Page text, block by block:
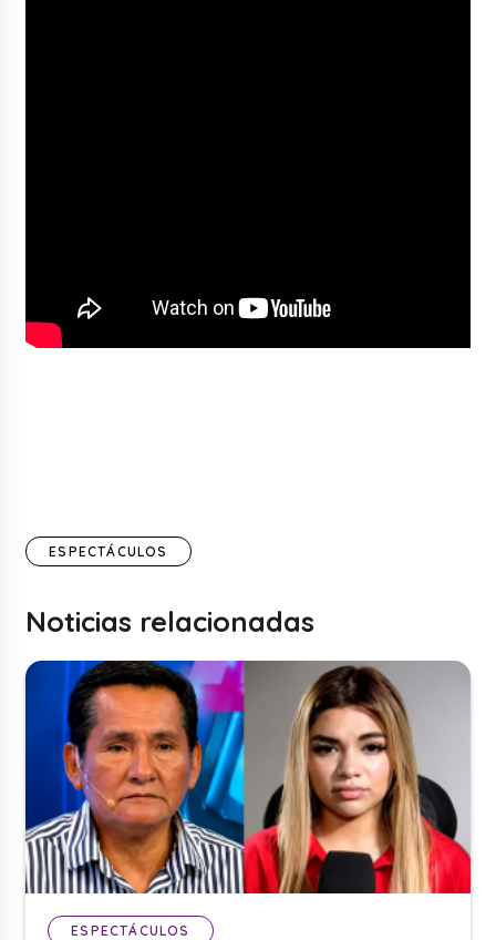
ESPECTÁCULOS
Noticias relacionadas
ESPECTÁCULOS